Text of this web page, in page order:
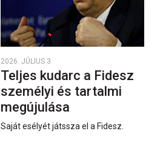
2026. JÚLIUS 3.
Teljes kudarc a Fidesz
személyi és tartalmi
megújulása
Saját esélyét játssza el a Fidesz.